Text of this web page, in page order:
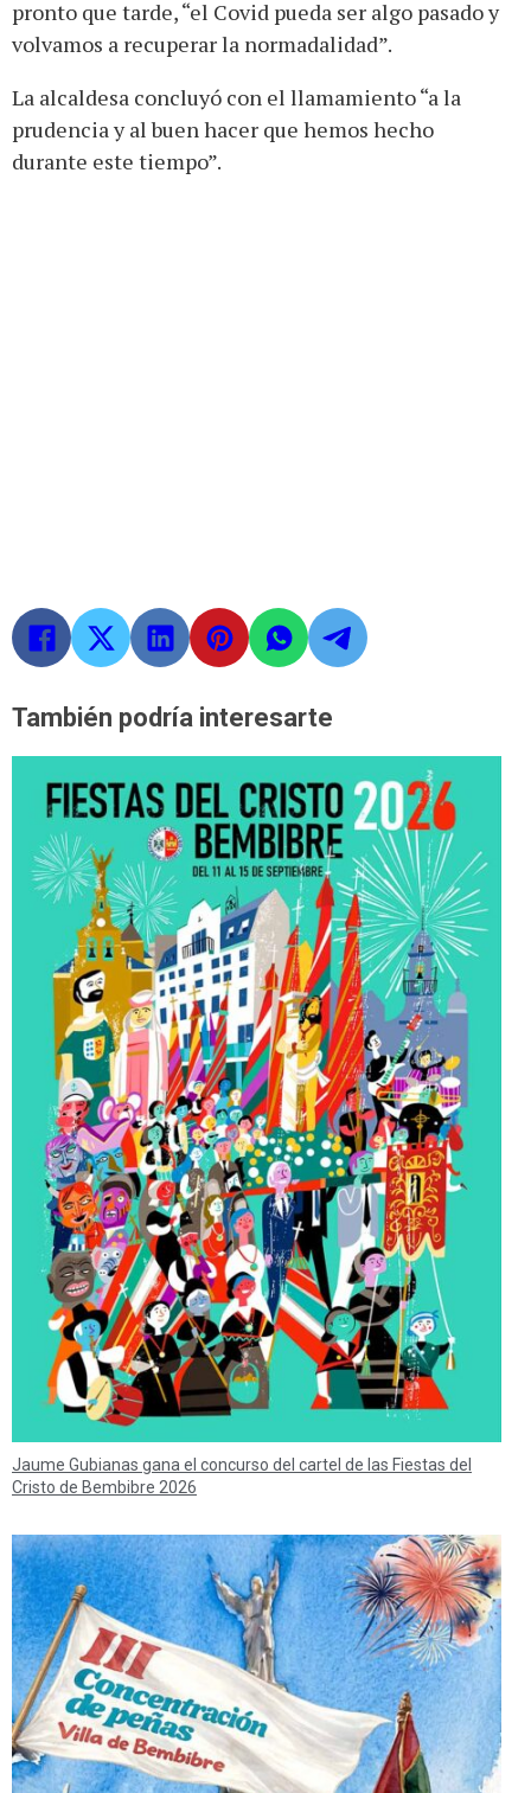
pronto que tarde, “el Covid pueda ser algo pasado y
volvamos a recuperar la normadalidad”.
La alcaldesa concluyó con el llamamiento “a la
prudencia y al buen hacer que hemos hecho
durante este tiempo”.
También podría interesarte
Jaume Gubianas gana el concurso del cartel de las Fiestas del
Cristo de Bembibre 2026